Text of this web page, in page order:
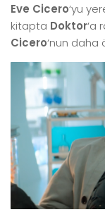
Eve Cicero‘yu
kitapta Doktor‘a
Cicero‘nun daha